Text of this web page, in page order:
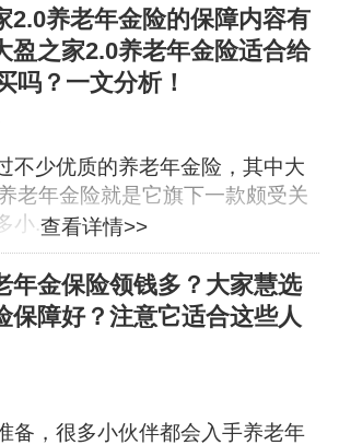
2.0养老年金险的保障内容有
盈之家2.0养老年金险适合给
吗？一文分析！
查看详情>>
不少优质的养老年金险，其中大
老年金险就是它旗下一款颇受关
小...
年金保险领钱多？大家慧选
保障好？注意它适合这些人
备，很多小伙伴都会入手养老年